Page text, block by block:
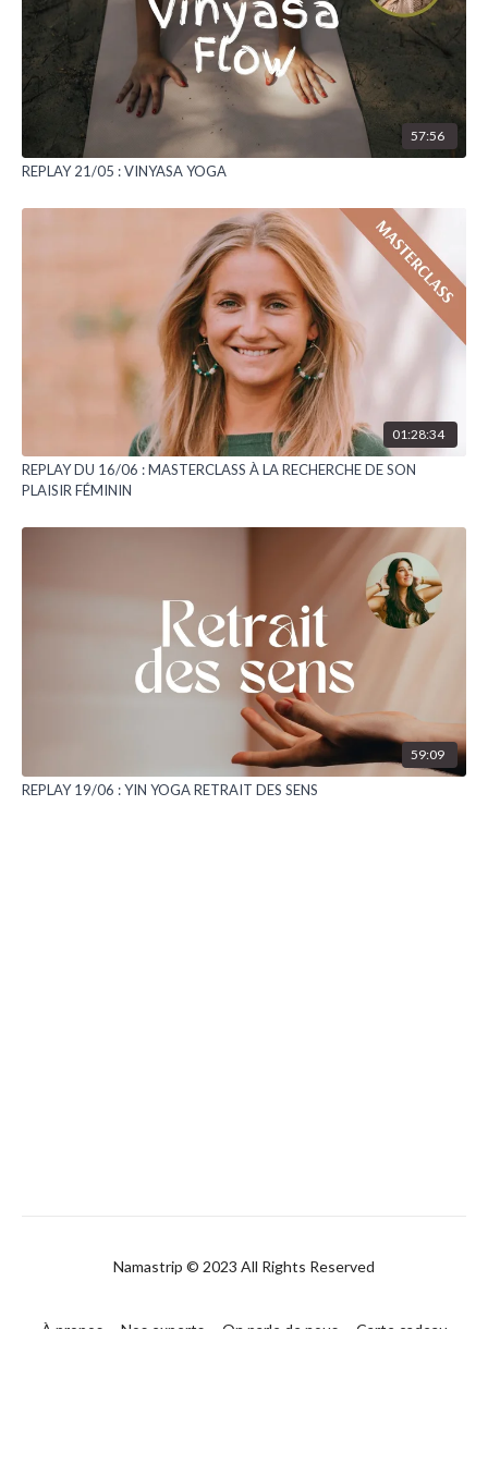
57:56
REPLAY 21/05 : VINYASA YOGA
01:28:34
REPLAY DU 16/06 : MASTERCLASS À LA RECHERCHE DE SON
PLAISIR FÉMININ
59:09
REPLAY 19/06 : YIN YOGA RETRAIT DES SENS
Namastrip © 2023 All Rights Reserved
À propos Nos experts On parle de nous
Carte cadeau